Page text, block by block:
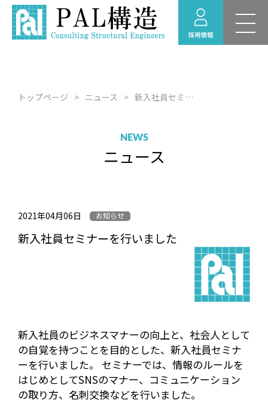
新卒採用 募集要項
採用のお問い合わせ
採用情報ニュース
トップページ ニュース 新入社員セミナーを行いました
NEWS
ニュース
2021年04月06日 お知らせ
新入社員セミナーを行いました
新入社員のビジネスマナーの向上と、社会人として
の自覚を持つことを目的とした、新入社員セミナ
ーを行いました。 セミナーでは、情報のルールを
はじめとしてSNSのマナー、コミュニケーション
の取り方、名刺交換などを行いました。